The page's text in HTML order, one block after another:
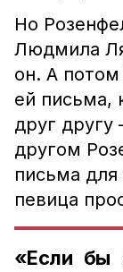
Но
Людмила
он. А
ей письма,
друг
другом
письма для
певица
«Если бы